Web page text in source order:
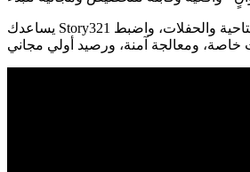
يساعدك Story321 في العثور على أفضل مولد مكياج بالذكاء الاصطناعي واستخدامه للحصول على نتائج مثالية وواقعية للصور. اختبر على الفور الإطلالات الطبيعية والساحرة والافتتاحية والحفلات، واضبط